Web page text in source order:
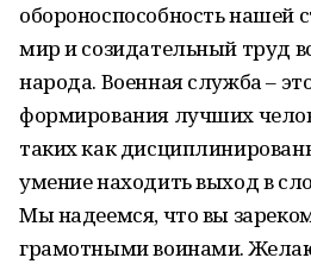
обороноспособность нашей
мир и созидательный труд
народа. Военная служба –
формирования лучших
таких как
умение находить выход в
Мы надеемся, что вы
грамотными воинами.